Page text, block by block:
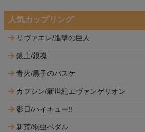
人気カップリング
リヴァエレ/進撃の巨人
銀土/銀魂
青火/黒子のバスケ
カヲシン/新世紀エヴァンゲリオン
影日/ハイキュー!!
新荒/弱虫ペダル